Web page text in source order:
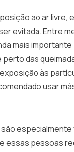
ao ar livre,
evitada. Entre
mais
perto das
às
usar
essas pessoas